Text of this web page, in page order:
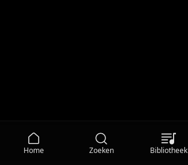
Home Zoeken Bibliotheek